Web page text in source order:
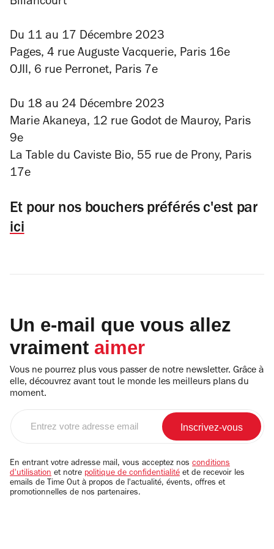
Billancourt
Du 11 au 17 Décembre 2023
Pages, 4 rue Auguste Vacquerie, Paris 16e
OJII, 6 rue Perronet, Paris 7e
Du 18 au 24 Décembre 2023
Marie Akaneya, 12 rue Godot de Mauroy, Paris
9e
La Table du Caviste Bio, 55 rue de Prony, Paris
17e
Et pour nos bouchers préférés c'est par
ici
Un e-mail que vous allez
vraiment aimer
Vous ne pourrez plus vous passer de notre newsletter. Grâce à
elle, découvrez avant tout le monde les meilleurs plans du
moment.
email
En entrant votre adresse mail, vous acceptez nos conditions
d'utilisation et notre politique de confidentialité et de recevoir les
emails de Time Out à propos de l'actualité, évents, offres et
promotionnelles de nos partenaires.